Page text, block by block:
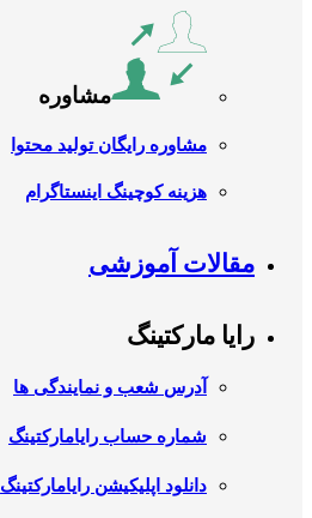
مشاوره
مشاوره رایگان تولید محتوا
هزینه کوچینگ اینستاگرام
مقالات آموزشی
رایا مارکتینگ
آدرس شعب و نمایندگی ها
شماره حساب رایامارکتینگ
دانلود اپلیکیشن رایامارکتینگ